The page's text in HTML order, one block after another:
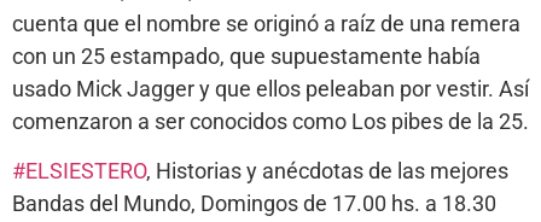
cuenta que el nombre se originó a raíz de una remera
con un 25 estampado, que supuestamente había
usado Mick Jagger y que ellos peleaban por vestir. Así
comenzaron a ser conocidos como Los pibes de la 25.
#ELSIESTERO, Historias y anécdotas de las mejores
Bandas del Mundo, Domingos de 17.00 hs. a 18.30